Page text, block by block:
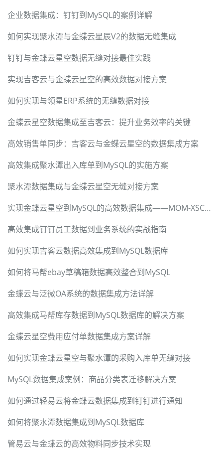
企业数据集成：钉钉到MySQL的案例详解
如何实现聚水潭与金蝶云星辰V2的数据无缝集成
钉钉与金蝶云星空数据无缝对接最佳实践
实现吉客云与金蝶云星空的高效数据对接方案
如何实现与领星ERP系统的无缝数据对接
金蝶云星空数据集成至吉客云：提升业务效率的关键
高效销售单同步：吉客云与金蝶云星空的数据集成方案
高效集成聚水潭出入库单到MySQL的实施方案
聚水潭数据集成与金蝶云星空无缝对接方案
实现金蝶云星空到MySQL的高效数据集成——MOM-XSCK-T02.01方案解析
高效集成钉钉员工数据到业务系统的实战指南
如何实现吉客云数据高效集成到MySQL数据库
如何将马帮ebay草稿箱数据高效整合到MySQL
金蝶云与泛微OA系统的数据集成方法详解
高效集成马帮库存数据到MySQL数据库的解决方案
金蝶云星空费用应付单数据集成方案详解
如何实现金蝶云星空与聚水潭的采购入库单无缝对接
MySQL数据集成案例：商品分类表迁移解决方案
如何通过轻易云将金蝶云数据集成到钉钉进行通知
如何将聚水潭数据集成到MySQL数据库
管易云与金蝶云的高效物料同步技术实现